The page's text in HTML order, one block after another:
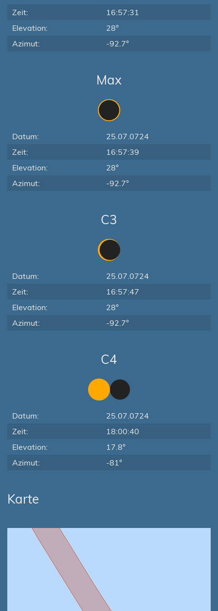
Zeit:
16:57:31
Elevation:
28°
Azimut:
-92.7°
Max
Datum:
25.07.0724
Zeit:
16:57:39
Elevation:
28°
Azimut:
-92.7°
C3
Datum:
25.07.0724
Zeit:
16:57:47
Elevation:
28°
Azimut:
-92.7°
C4
Datum:
25.07.0724
Zeit:
18:00:40
Elevation:
17.8°
Azimut:
-81°
Karte